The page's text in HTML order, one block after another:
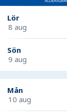
Lör
8 aug
Sön
9 aug
Mån
10 aug